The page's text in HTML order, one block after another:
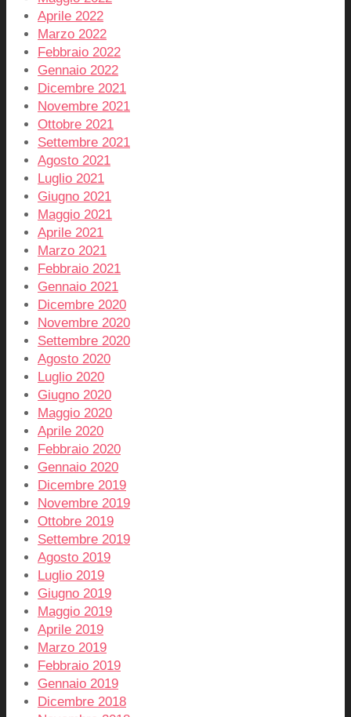
Aprile 2022
Marzo 2022
Febbraio 2022
Gennaio 2022
Dicembre 2021
Novembre 2021
Ottobre 2021
Settembre 2021
Agosto 2021
Luglio 2021
Giugno 2021
Maggio 2021
Aprile 2021
Marzo 2021
Febbraio 2021
Gennaio 2021
Dicembre 2020
Novembre 2020
Settembre 2020
Agosto 2020
Luglio 2020
Giugno 2020
Maggio 2020
Aprile 2020
Febbraio 2020
Gennaio 2020
Dicembre 2019
Novembre 2019
Ottobre 2019
Settembre 2019
Agosto 2019
Luglio 2019
Giugno 2019
Maggio 2019
Aprile 2019
Marzo 2019
Febbraio 2019
Gennaio 2019
Dicembre 2018